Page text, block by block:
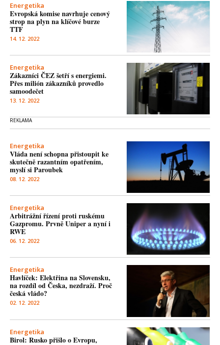
Energetika
Evropská komise navrhuje cenový
strop na plyn na klíčové burze
TTF
14. 12. 2022
Energetika
Zákazníci ČEZ šetří s energiemi.
Přes milión zákazníků provedlo
samoodečet
13. 12. 2022
Energetika
Vláda není schopna přistoupit ke
skutečně razantním opatřením,
myslí si Paroubek
08. 12. 2022
Energetika
Arbitrážní řízení proti ruskému
Gazpromu. Prvně Uniper a nyní i
RWE
06. 12. 2022
Energetika
Havlíček: Elektřina na Slovensku,
na rozdíl od Česka, nezdraží. Proč
česká vládo?
02. 12. 2022
Energetika
Birol: Rusko přišlo o Evropu,